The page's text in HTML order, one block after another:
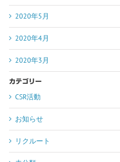
2020年5月
2020年4月
2020年3月
カテゴリー
CSR活動
お知らせ
リクルート